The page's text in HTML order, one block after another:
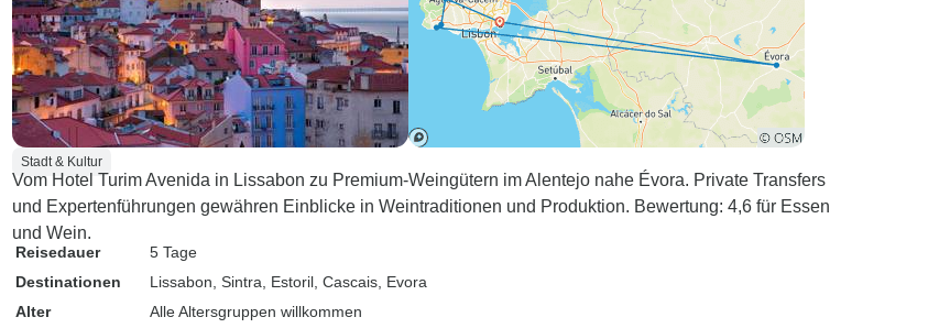
Stadt & Kultur
Vom Hotel Turim Avenida in Lissabon zu Premium-Weingütern im Alentejo nahe Évora. Private Transfers
und Expertenführungen gewähren Einblicke in Weintraditionen und Produktion. Bewertung: 4,6 für Essen
und Wein.
Reisedauer
5 Tage
Destinationen
Lissabon , Sintra , Estoril , Cascais , Evora
Alter
Alle Altersgruppen willkommen